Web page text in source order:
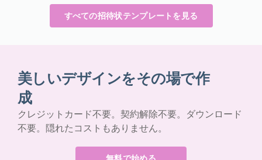
すべての招待状テンプレートを見る
美しいデザインをその場で作
成
クレジットカード不要。契約解除不要。ダウンロード
不要。隠れたコストもありません。